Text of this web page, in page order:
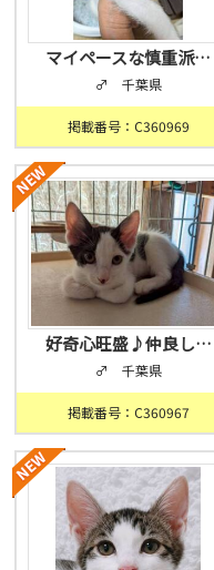
マイペースな慎重派…
♂ 千葉県
掲載番号：C360969
好奇心旺盛♪仲良し…
♂ 千葉県
掲載番号：C360967